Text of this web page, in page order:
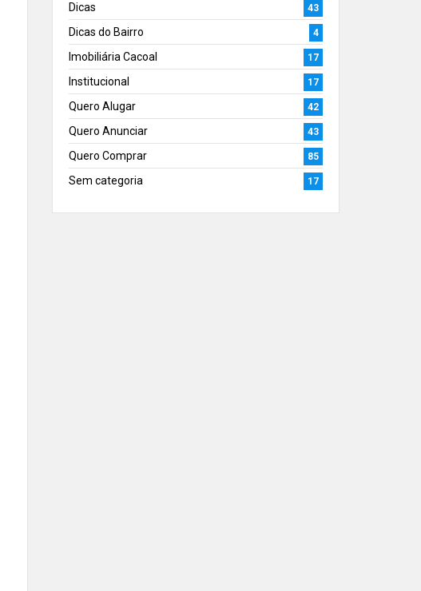
Dicas 43
Dicas do Bairro 4
Imobiliária Cacoal 17
Institucional 17
Quero Alugar 42
Quero Anunciar 43
Quero Comprar 85
Sem categoria 17